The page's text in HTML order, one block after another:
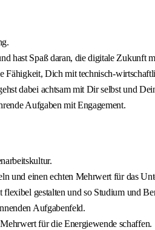
hast Spaß daran, die digitale Zukunft
Dich mit technisch-
dabei achtsam mit Dir selbst und
Aufgaben mit Engagement.
und einen echten Mehrwert für das
gestalten und so Studium und
Aufgabenfeld.
für die Energiewende schaffen.